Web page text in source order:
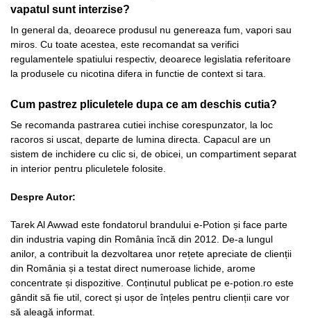
vapatul sunt interzise?
In general da, deoarece produsul nu genereaza fum, vapori sau
miros. Cu toate acestea, este recomandat sa verifici
regulamentele spatiului respectiv, deoarece legislatia referitoare
la produsele cu nicotina difera in functie de context si tara.
Cum pastrez pliculetele dupa ce am deschis cutia?
Se recomanda pastrarea cutiei inchise corespunzator, la loc
racoros si uscat, departe de lumina directa. Capacul are un
sistem de inchidere cu clic si, de obicei, un compartiment separat
in interior pentru pliculetele folosite.
Despre Autor:
Tarek Al Awwad este fondatorul brandului e-Potion și face parte
din industria vaping din România încă din 2012. De-a lungul
anilor, a contribuit la dezvoltarea unor rețete apreciate de clienții
din România și a testat direct numeroase lichide, arome
concentrate și dispozitive. Conținutul publicat pe e-potion.ro este
gândit să fie util, corect și ușor de înțeles pentru clienții care vor
să aleagă informat.